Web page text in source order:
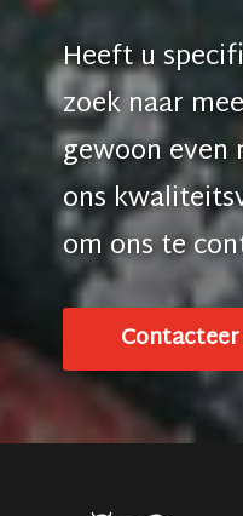
Heeft u
zoek naar
gewoon even
ons
om ons te